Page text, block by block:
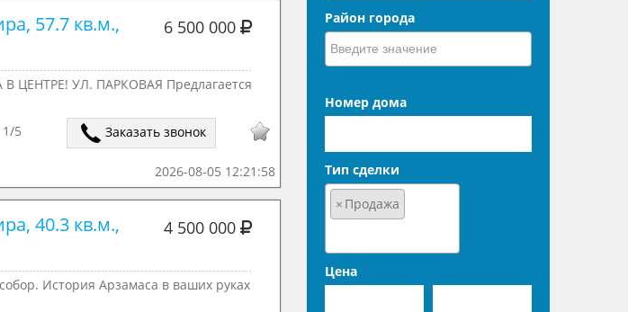
57.7 кв.м., 6 500 000
ЦЕНТРЕ! УЛ. ПАРКОВАЯ Предлагается
1/5
Заказать звонок
2026-08-05 12:21:58
40.3 кв.м., 4 500 000
История Арзамаса в ваших руках
Район города
Номер дома
Тип сделки
× Продажа
Цена